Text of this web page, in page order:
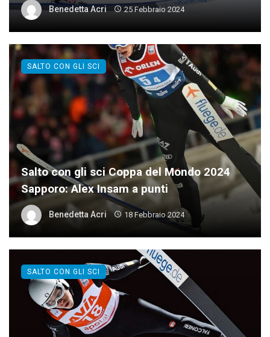
Benedetta Acri 25 Febbraio 2024
Salto con gli sci Coppa del Mondo 2024
Sapporo: Alex Insam a punti
Benedetta Acri 18 Febbraio 2024
SALTO CON GLI SCI
SALTO CON GLI SCI